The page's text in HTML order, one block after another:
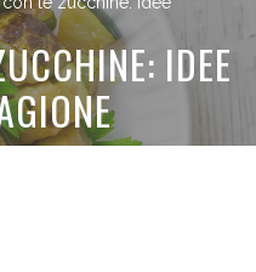
IDEE